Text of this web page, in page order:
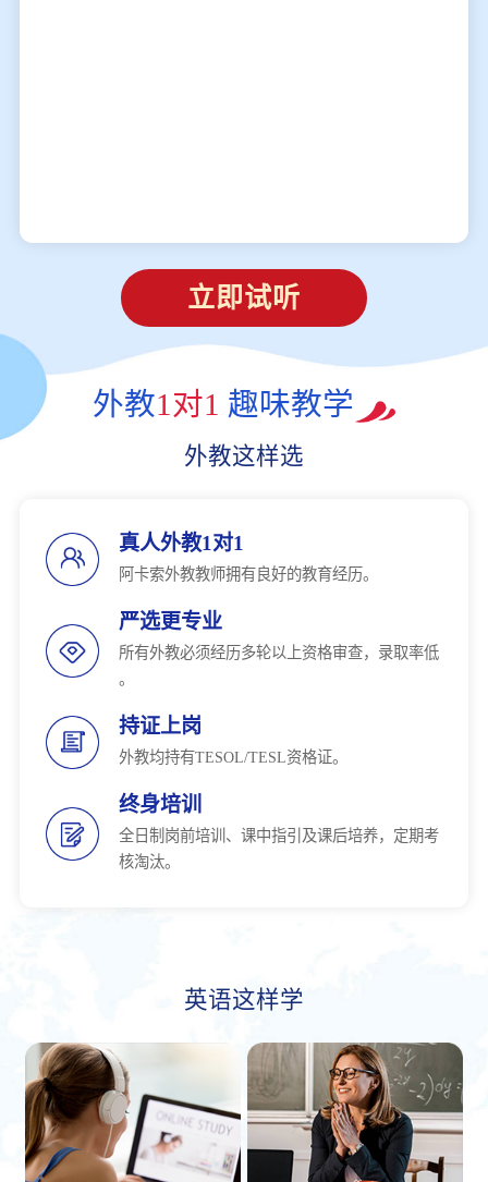
立即试听
外教1对1 趣味教学
外教这样选
真人外教1对1
阿卡索外教教师拥有良好的教育经历。
严选更专业
所有外教必须经历多轮以上资格审查，录取率低
。
持证上岗
外教均持有TESOL/TESL资格证。
终身培训
全日制岗前培训、课中指引及课后培养，定期考
核淘汰。
英语这样学